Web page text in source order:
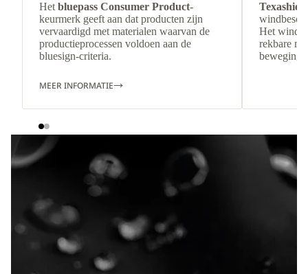
Het bluepass Consumer Product-
keurmerk geeft aan dat producten zijn
vervaardigd met materialen waarvan de
productieprocessen voldoen aan de
bluesign-criteria.
MEER INFORMATIE
Het
rekbare